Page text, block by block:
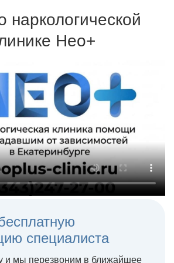
сертифицированные
Минздравом методики
жизни
на дому или в стационаре
наркологической
Нео+
специалиста
и мы перезвоним в ближайшее